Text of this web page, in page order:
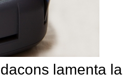
lamenta la